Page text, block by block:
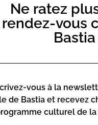
vous emporter par la
dans un cadre
Lancerotto vous invite
musicales
unique. Un
la musique et de la
Ne ratez
rendez-vous
Bastia
vous à la
de Bastia et recevez
culturel de